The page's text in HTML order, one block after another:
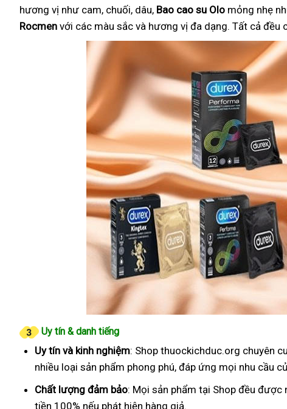
hương vị như cam, chuối, dâu, Bao cao su Olo mỏng nhẹ
Rocmen với các màu sắc và hương vị đa dạng. Tất cả
Uy tín & danh tiếng
Uy tín và kinh nghiệm: Shop thuockichduc.org chuyên
nhiều loại sản phẩm phong phú, đáp ứng mọi nhu cầu
Chất lượng đảm bảo: Mọi sản phẩm tại Shop đều
tiền 100% nếu phát hiện hàng giả.